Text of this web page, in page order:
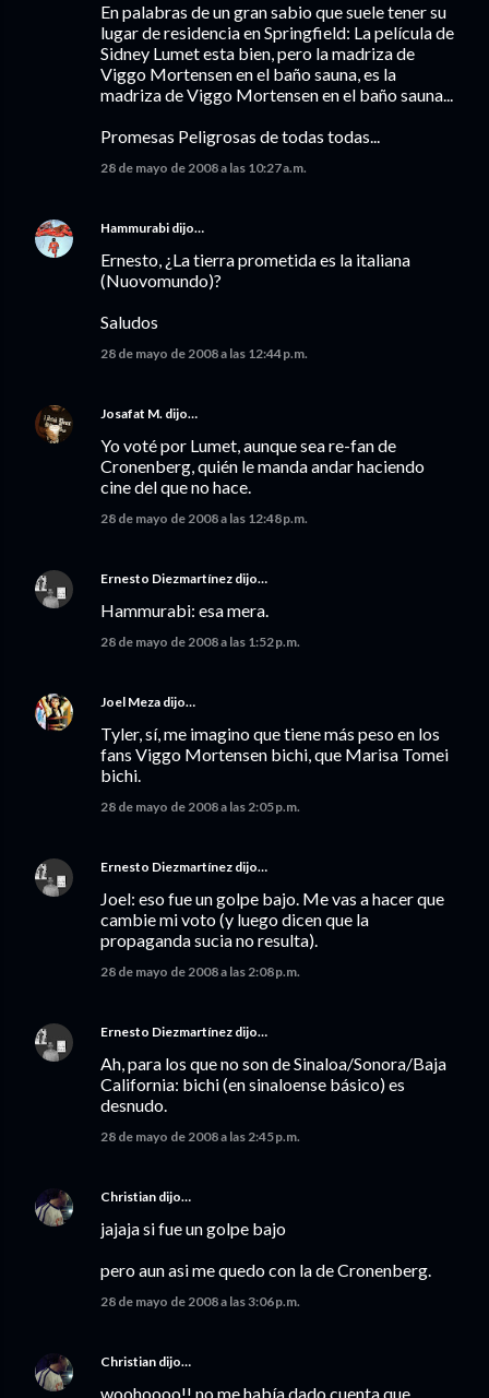
En palabras de un gran sabio que suele tener su
lugar de residencia en Springfield: La película de
Sidney Lumet esta bien, pero la madriza de
Viggo Mortensen en el baño sauna, es la
madriza de Viggo Mortensen en el baño sauna...
Promesas Peligrosas de todas todas...
28 de mayo de 2008 a las 10:27 a.m.
Hammurabi dijo…
Ernesto, ¿La tierra prometida es la italiana
(Nuovomundo)?
Saludos
28 de mayo de 2008 a las 12:44 p.m.
Josafat M. dijo…
Yo voté por Lumet, aunque sea re-fan de
Cronenberg, quién le manda andar haciendo
cine del que no hace.
28 de mayo de 2008 a las 12:48 p.m.
Ernesto Diezmartínez dijo…
Hammurabi: esa mera.
28 de mayo de 2008 a las 1:52 p.m.
Joel Meza dijo…
Tyler, sí, me imagino que tiene más peso en los
fans Viggo Mortensen bichi, que Marisa Tomei
bichi.
28 de mayo de 2008 a las 2:05 p.m.
Ernesto Diezmartínez dijo…
Joel: eso fue un golpe bajo. Me vas a hacer que
cambie mi voto (y luego dicen que la
propaganda sucia no resulta).
28 de mayo de 2008 a las 2:08 p.m.
Ernesto Diezmartínez dijo…
Ah, para los que no son de Sinaloa/Sonora/Baja
California: bichi (en sinaloense básico) es
desnudo.
28 de mayo de 2008 a las 2:45 p.m.
Christian dijo…
jajaja si fue un golpe bajo
pero aun asi me quedo con la de Cronenberg.
28 de mayo de 2008 a las 3:06 p.m.
Christian dijo…
woohoooo!! no me había dado cuenta que